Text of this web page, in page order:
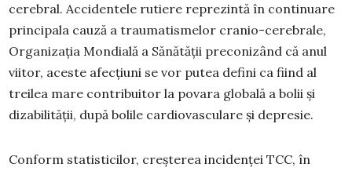
cerebral. Accidentele rutiere reprezintă în continuare
principala cauză a traumatismelor cranio-cerebrale,
Organizația Mondială a Sănătății preconizând că anul
viitor, aceste afecțiuni se vor putea defini ca fiind al
treilea mare contribuitor la povara globală a bolii și
dizabilității, după bolile cardiovasculare și depresie.
Conform statisticilor, creșterea incidenței TCC, în